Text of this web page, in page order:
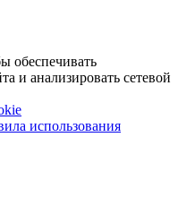
обеспечивать
и анализировать сетевой
использования